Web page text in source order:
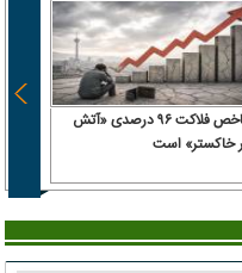
شاخص فلاکت ۹۶ درصدی «آتش
خاکستر» است